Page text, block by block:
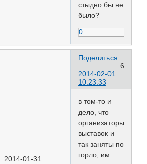
стыдно бы не
было?
0
Поделиться
6
2014-02-01
10:23:33
: 2014-01-31
в том-то и
дело, что
организаторы
выставок и
так заняты по
горло, им